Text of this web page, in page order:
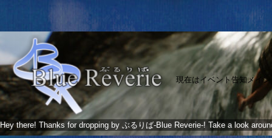
現在はイベント告知メイン
Hey there! Thanks for dropping by ぶるりば-Blue Reverie-! Take a look